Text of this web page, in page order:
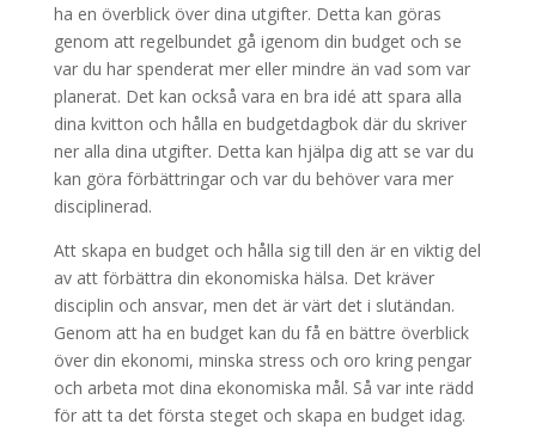
ha en överblick över dina utgifter. Detta kan göras
genom att regelbundet gå igenom din budget och se
var du har spenderat mer eller mindre än vad som var
planerat. Det kan också vara en bra idé att spara alla
dina kvitton och hålla en budgetdagbok där du skriver
ner alla dina utgifter. Detta kan hjälpa dig att se var du
kan göra förbättringar och var du behöver vara mer
disciplinerad.
Att skapa en budget och hålla sig till den är en viktig del
av att förbättra din ekonomiska hälsa. Det kräver
disciplin och ansvar, men det är värt det i slutändan.
Genom att ha en budget kan du få en bättre överblick
över din ekonomi, minska stress och oro kring pengar
och arbeta mot dina ekonomiska mål. Så var inte rädd
för att ta det första steget och skapa en budget idag.